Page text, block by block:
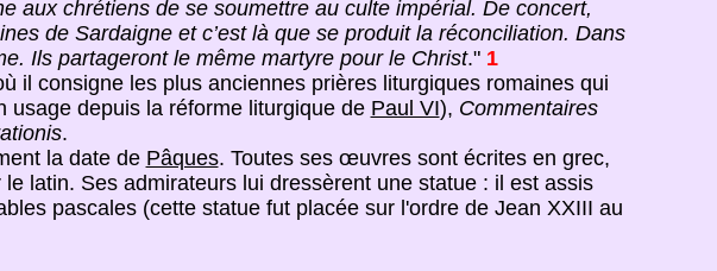
aux chrétiens de se soumettre au culte impérial. De concert,
de Sardaigne et c’est là que se produit la réconciliation. Dans
Ils partageront le même martyre pour le Christ." 1
il consigne les plus anciennes prières liturgiques romaines qui
usage depuis la réforme liturgique de Paul VI), Commentaires
.
la date de Pâques. Toutes ses œuvres sont écrites en grec,
latin. Ses admirateurs lui dressèrent une statue : il est assis
pascales (cette statue fut placée sur l'ordre de Jean XXIII au